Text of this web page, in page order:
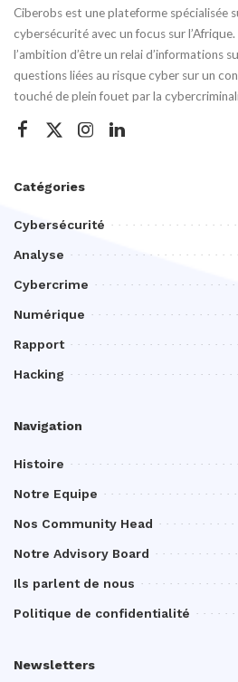
Ciberobs est une plateforme spécialisée
cybersécurité avec un focus sur l’Afrique.
l’ambition d’être un relai d’informations
questions liées au risque cyber sur un
touché de plein fouet par la
Catégories
Cybersécurité
Analyse
Cybercrime
Numérique
Rapport
Hacking
Navigation
Histoire
Notre Equipe
Nos Community Head
Notre Advisory Board
Ils parlent de nous
Politique de confidentialité
Newsletters